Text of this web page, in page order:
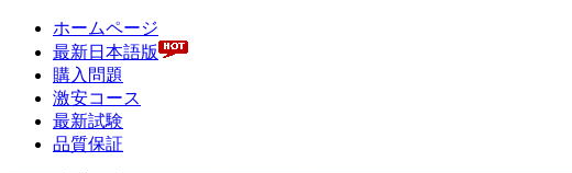
ホームページ
最新日本語版
購入問題
激安コース
最新試験
品質保証